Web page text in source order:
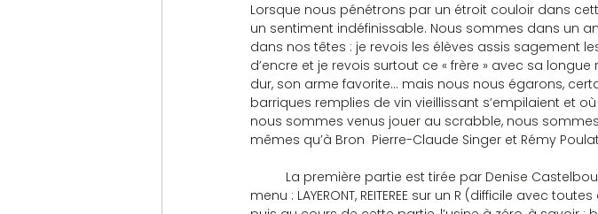
Lorsque nous pénétrons par un étroit couloir dans
un sentiment indéfinissable. Nous sommes dans un
dans nos têtes : je revois les élèves assis sagement
d’encre et je revois surtout ce « frère » avec sa
dur, son arme favorite… mais nous nous égarons,
barriques remplies de vin vieillissant s’empilaient et
nous sommes venus jouer au scrabble, nous
mêmes qu’à Bron  Pierre-Claude Singer et Rémy
menu : LAYERONT, REITEREE sur un R (difficile avec